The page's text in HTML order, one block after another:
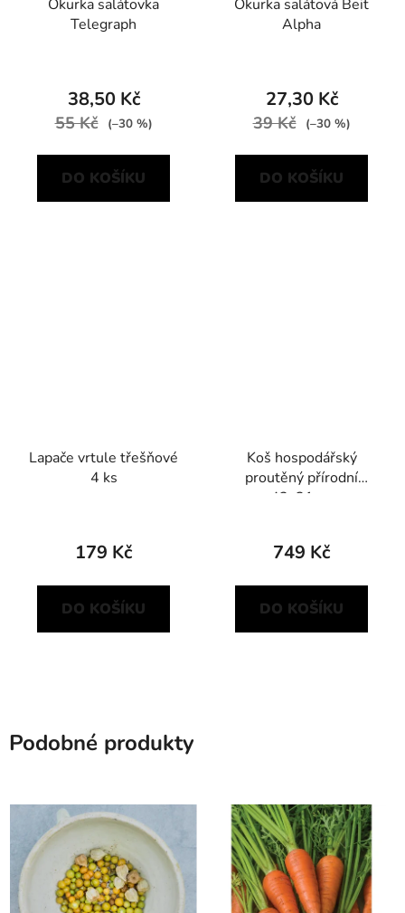
Okurka salátovka
Telegraph
38,50 Kč
55 Kč (–30 %)
DO KOŠÍKU
Okurka salátová Beit
Alpha
27,30 Kč
39 Kč (–30 %)
DO KOŠÍKU
Lapače vrtule třešňové
4 ks
179 Kč
DO KOŠÍKU
Koš hospodářský
proutěný přírodní
42x31cm
749 Kč
DO KOŠÍKU
Podobné produkty